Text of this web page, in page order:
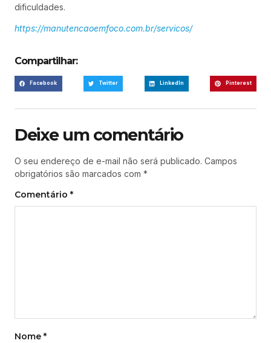
dificuldades.
https://manutencaoemfoco.com.br/servicos/
Compartilhar:
Facebook Twitter LinkedIn Pinterest
Deixe um comentário
O seu endereço de e-mail não será publicado. Campos
obrigatórios são marcados com *
Comentário *
Nome *